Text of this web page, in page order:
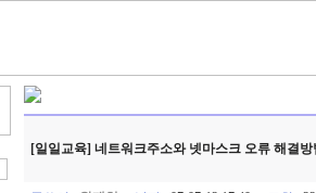
[일일교육] 네트워크주소와 넷마스크 오류 해결방